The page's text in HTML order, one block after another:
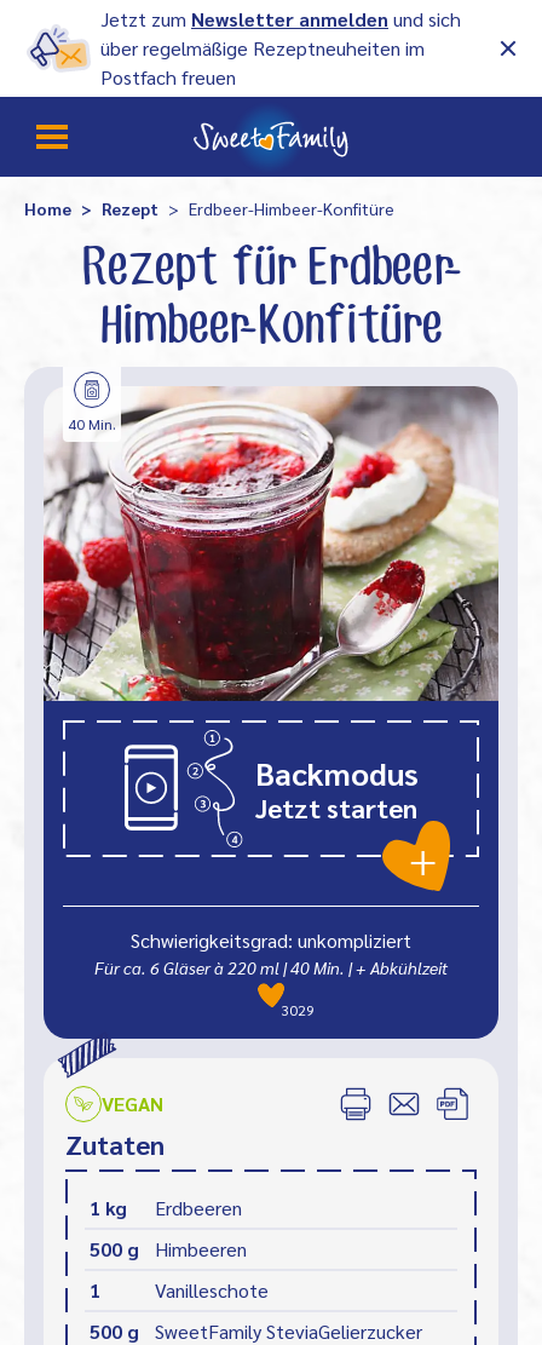
Jetzt zum Newsletter anmelden und sich
über regelmäßige Rezeptneuheiten im
Postfach freuen
Home Rezept Erdbeer-Himbeer-Konfitüre
Rezept für Erdbeer-
Himbeer-Konfitüre
Backmodus
Jetzt starten
40 Min.
Schwierigkeitsgrad: unkompliziert
Für ca. 6 Gläser à 220 ml |40 Min. | + Abkühlzeit
3029
VEGAN
Zutaten
1 kg
Erdbeeren
500 g
Himbeeren
1
Vanilleschote
500 g
SweetFamily SteviaGelierzucker